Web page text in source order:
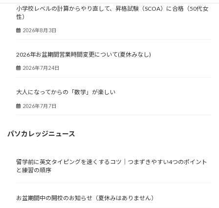
小学校レベルの計算からやり直して、昇格試験（SCOA）に合格（50代女
性）
2026年8月3日
2026年お盆期間営業時間変更について(夏休みなし)
2026年7月24日
大人になってからの「数学」が楽しい
2026年7月7日
パソカレッジニュース
留学前に英文タイピングを速くするコツ｜つまずきやすい4つのポイント
と練習の順序
お盆期間中の開校のお知らせ（夏休みはありません）